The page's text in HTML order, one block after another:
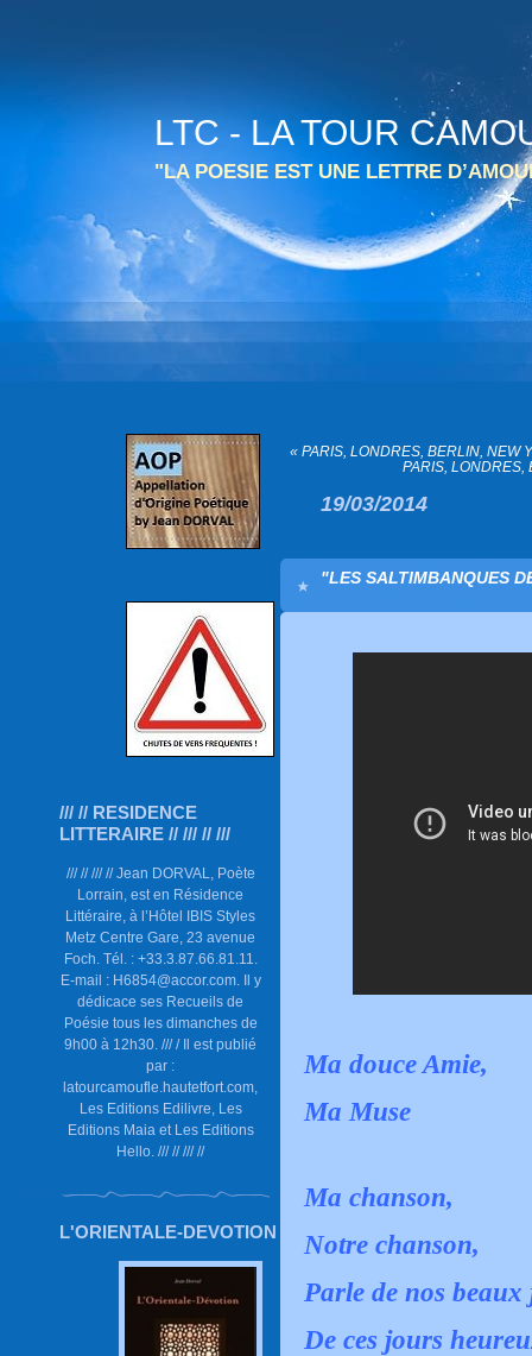
LTC - LA TOUR
"LA POESIE EST UNE LETTRE
/// // RESIDENCE
LITTERAIRE // /// // ///
/// // /// // Jean DORVAL, Poète
Lorrain, est en Résidence
Littéraire, à l’Hôtel IBIS Styles
Metz Centre Gare, 23 avenue
Foch. Tél. : +33.3.87.66.81.11.
E-mail : H6854@accor.com. Il y
dédicace ses Recueils de
Poésie tous les dimanches de
9h00 à 12h30. /// / Il est publié
par :
latourcamoufle.hautetfort.com,
Les Editions Edilivre, Les
Editions Maia et Les Editions
Hello. /// // /// //
L'ORIENTALE-DEVOTION
« PARIS, LONDRES, BERLIN, NEW
PARIS, LONDRES,
19/03/2014
"LES SALTIMBANQUES
Ma douce Amie,
Ma Muse
Ma chanson,
Notre chanson,
Parle de nos beaux
De ces jours